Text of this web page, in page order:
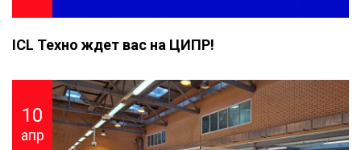
ICL Техно ждет вас на ЦИПР!
10
апр